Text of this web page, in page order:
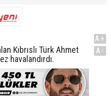
Kıbrıslı Türk Ahmet
havalandırdı.
A+
A-